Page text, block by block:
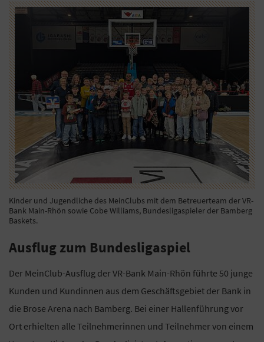
Kinder und Jugendliche des MeinClubs mit dem Betreuerteam der VR-
Bank Main-Rhön sowie Cobe Williams, Bundesligaspieler der Bamberg
Baskets.
Ausflug zum Bundesligaspiel
Der MeinClub-Ausflug der VR-Bank Main-Rhön führte 50 junge
Kunden und Kundinnen aus dem Geschäftsgebiet der Bank in
die Brose Arena nach Bamberg. Bei einer Hallenführung vor
Ort erhielten alle Teilnehmerinnen und Teilnehmer von einem